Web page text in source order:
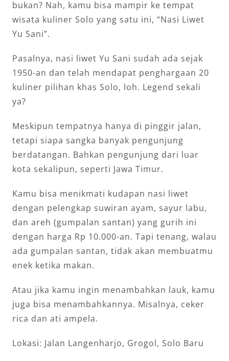
bukan? Nah, kamu bisa mampir ke tempat
wisata kuliner Solo yang satu ini, “Nasi Liwet
Yu Sani”.
Pasalnya, nasi liwet Yu Sani sudah ada sejak
1950-an dan telah mendapat penghargaan 20
kuliner pilihan khas Solo, loh. Legend sekali
ya?
Meskipun tempatnya hanya di pinggir jalan,
tetapi siapa sangka banyak pengunjung
berdatangan. Bahkan pengunjung dari luar
kota sekalipun, seperti Jawa Timur.
Kamu bisa menikmati kudapan nasi liwet
dengan pelengkap suwiran ayam, sayur labu,
dan areh (gumpalan santan) yang gurih ini
dengan harga Rp 10.000-an. Tapi tenang, walau
ada gumpalan santan, tidak akan membuatmu
enek ketika makan.
Atau jika kamu ingin menambahkan lauk, kamu
juga bisa menambahkannya. Misalnya, ceker
rica dan ati ampela.
Lokasi: Jalan Langenharjo, Grogol, Solo Baru